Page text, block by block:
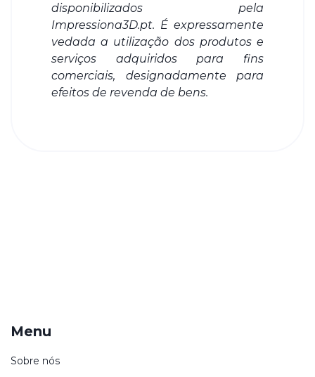
disponibilizados pela
Impressiona3D.pt. É expressamente
vedada a utilização dos produtos e
serviços adquiridos para fins
comerciais, designadamente para
efeitos de revenda de bens.
Menu
Sobre nós